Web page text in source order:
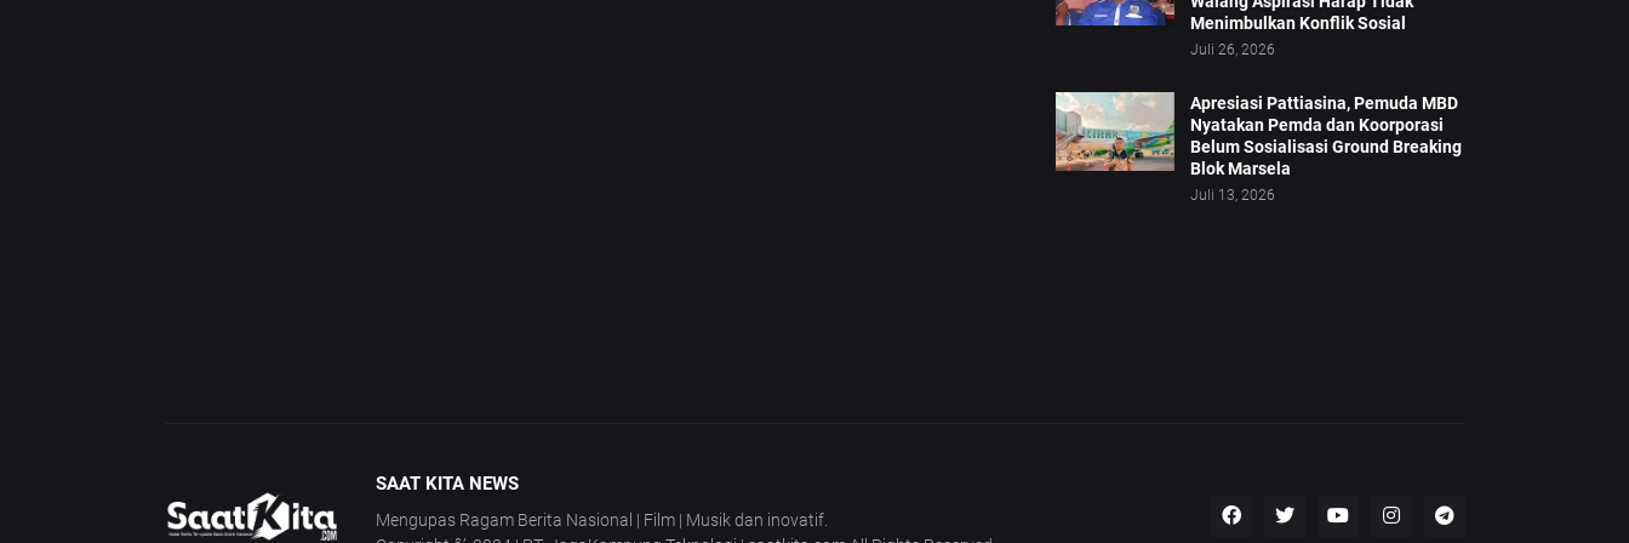
Menimbulkan Konflik Sosial
Juli 26, 2026
Apresiasi Pattiasina, Pemuda MBD
Nyatakan Pemda dan Koorporasi
Belum Sosialisasi Ground Breaking
Blok Marsela
Juli 13, 2026
SAAT KITA NEWS
Mengupas Ragam Berita Nasional | Film | Musik dan inovatif.